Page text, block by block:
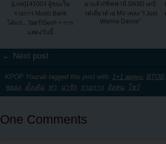
[Live]141003 ผู้ชนะใน
รายการ Music Bank
ได้แก่....TaeTiSeo!! + การ
แสดงวันนี้
มาแล้ว!!ทิฟฟานี่ SNSD เดบิ
วต์เดี่ยวด้วย MV เพลง "I Just
Wanna Dance"
← Next post
KPOP Youzab tagged this post with: 1+1 aegyo, BTOB,
ซูยอง, ดั้งเดิม, ท่า, น่ารัก, รายการ, อิลฮุน, โชว์
One Comments